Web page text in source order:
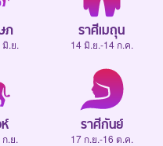
ภ
.ย.
ราศีเมถุน
14 มิ.ย.-14 ก.ค.
.ย.
ราศีกันย์
17 ก.ย.-16 ต.ค.